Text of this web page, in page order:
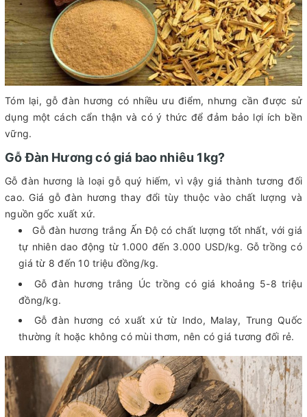
Tóm lại, gỗ đàn hương có nhiều ưu điểm, nhưng cần được sử
dụng một cách cẩn thận và có ý thức để đảm bảo lợi ích bền
vững.
Gỗ Đàn Hương có giá bao nhiêu 1kg?
Gỗ đàn hương là loại gỗ quý hiếm, vì vậy giá thành tương đối
cao. Giá gỗ đàn hương thay đổi tùy thuộc vào chất lượng và
nguồn gốc xuất xứ.
Gỗ đàn hương trắng Ấn Độ có chất lượng tốt nhất, với giá
tự nhiên dao động từ 1.000 đến 3.000 USD/kg. Gỗ trồng có
giá từ 8 đến 10 triệu đồng/kg.
Gỗ đàn hương trắng Úc trồng có giá khoảng 5-8 triệu
đồng/kg.
Gỗ đàn hương có xuất xứ từ Indo, Malay, Trung Quốc
thường ít hoặc không có mùi thơm, nên có giá tương đối rẻ.